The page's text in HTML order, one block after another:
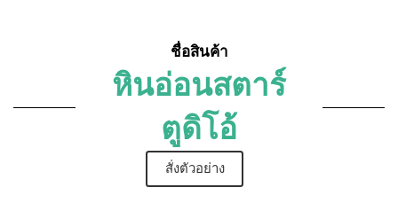
ชื่อสินค้า
หินอ่อนสตาร์
ตูดิโอ้
สั่งตัวอย่าง